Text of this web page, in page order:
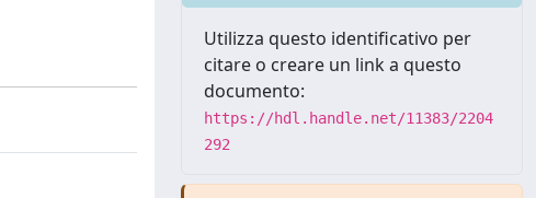
Utilizza questo identificativo per
citare o creare un link a questo
documento:
https://hdl.handle.net/11383/2204
292